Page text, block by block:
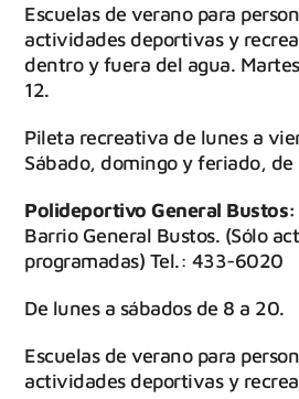
Escuelas de verano para
actividades deportivas y
dentro y fuera del agua.
12.
Pileta recreativa de lunes a
Sábado, domingo y feriado, de
Polideportivo General Bustos:
Barrio General Bustos. (Sólo
programadas) Tel.: 433-6020
De lunes a sábados de 8 a 20.
Escuelas de verano para
actividades deportivas y